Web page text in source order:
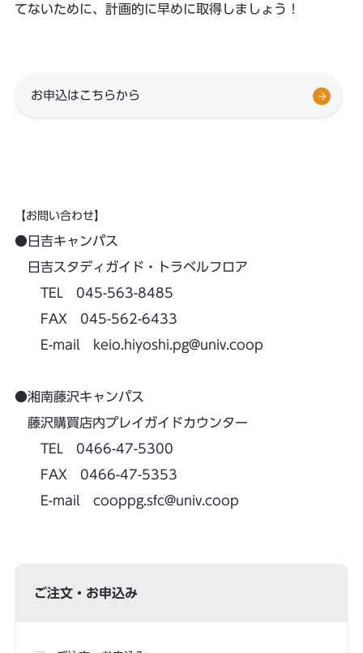
てないために、計画的に早めに取得しましょう！
お申込はこちらから
【お問い合わせ】
●日吉キャンパス
日吉スタディガイド・トラベルフロア
TEL 045-563-8485
FAX 045-562-6433
E-mail keio.hiyoshi.pg@univ.coop
●湘南藤沢キャンパス
藤沢購買店内プレイガイドカウンター
TEL 0466-47-5300
FAX 0466-47-5353
E-mail cooppg.sfc@univ.coop
ご注文・お申込み